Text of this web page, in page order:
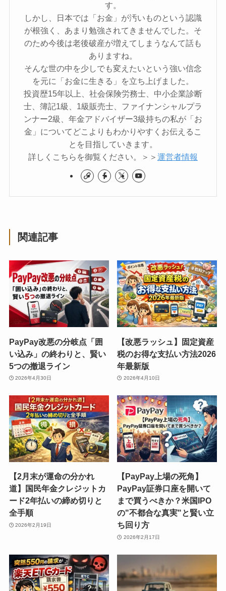
す。
しかし、日本では「お金」が汚いものという認識
が根強く、あまり勉強されてきませんでした。そ
のため今後は老後破産が増えてしまうなんて話も
ありますね。
そんな世の中を少しでも変えたいという強い信念
を元に「お金に生きる」を立ち上げました。
投資歴15年以上、社会保険労務士、中小企業診断
士、簿記1級、1級販売士、ファイナンシャルプラ
ンナー2級、年金アドバイザー3級持ちの私が「お
金」についてどこよりもわかりやすくお伝えるこ
とを目指していきます。
詳しくこちらを御覧ください。＞＞ 運営者情報
関連記事
PayPay改悪の分岐点「囲
い込み」の終わりと、賢い
5つの撤退ライン
2026年4月30日
【改悪ラッシュ】固定資産
税のお得な支払い方法2026
年最新版
2026年4月10日
【2月末が運命の分かれ
道】国民年金クレジットカ
ード2年払いの締め切りと
全手順
2026年2月19日
【PayPay上場の死角】
PayPay証券口座を開いて
まで買うべきか？米国IPO
の"不都合な真実"と賢い立
ち回り方
2026年2月17日